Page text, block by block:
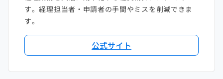
す。経理担当者・申請者の手間やミスを削減できま
す。
公式サイト